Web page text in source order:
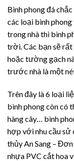
Bình phong đá
các loại bình
trong nhà thì bình
trời. Các bạn sẽ
hoặc tường gạch
trước nhà là một
Trên đây là 6 loại
bình phong còn có
hàng cây… bình
hợp với nhu cầu sử
thủy An Sang –
nhựa PVC cắt hoa